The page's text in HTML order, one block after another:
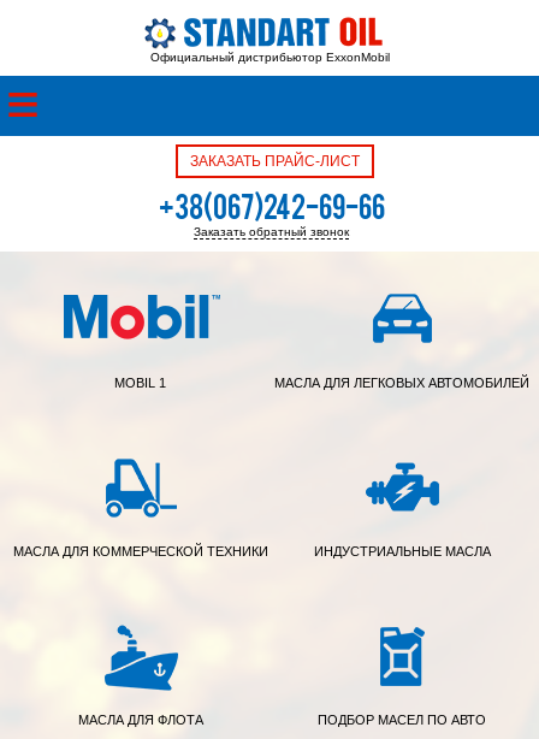
Официальный дистрибьютор ExxonMobil
ЗАКАЗАТЬ ПРАЙС-ЛИСТ
+38(067)242-69-66
+38(050)342-39-05
Заказать обратный звонок
MOBIL 1 МАСЛА ДЛЯ ЛЕГКОВЫХ АВТОМОБИЛЕЙ
МАСЛА ДЛЯ КОММЕРЧЕСКОЙ ТЕХНИКИ ИНДУСТРИАЛЬНЫЕ МАСЛА
МАСЛА ДЛЯ ФЛОТА ПОДБОР МАСЕЛ ПО АВТО